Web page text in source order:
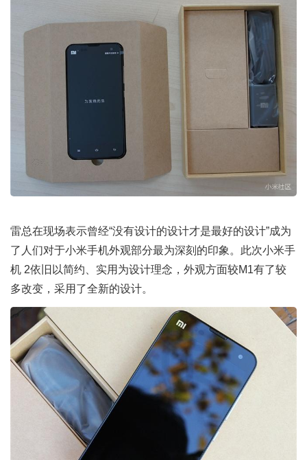
雷总在现场表示曾经“没有设计的设计才是最好的设计”成为
了人们对于小米手机外观部分最为深刻的印象。此次小米手
机 2依旧以简约、实用为设计理念，外观方面较M1有了较
多改变，采用了全新的设计。